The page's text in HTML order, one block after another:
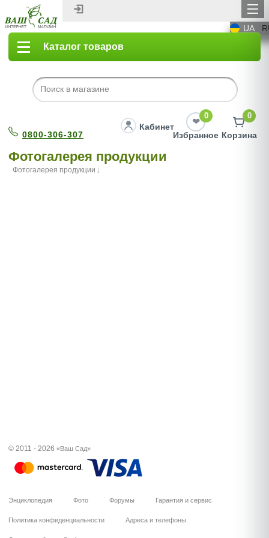
UA
Каталог товаров
0800-306-307
Кабинет
0
Избранное
0
Корзина
Фотогалерея продукции
Фотогалерея продукции
© 2011 - 2026 «Ваш Сад»
Энциклопедия Фото Форумы Гарантия и сервис
Политика конфиденциальности Адреса и телефоны